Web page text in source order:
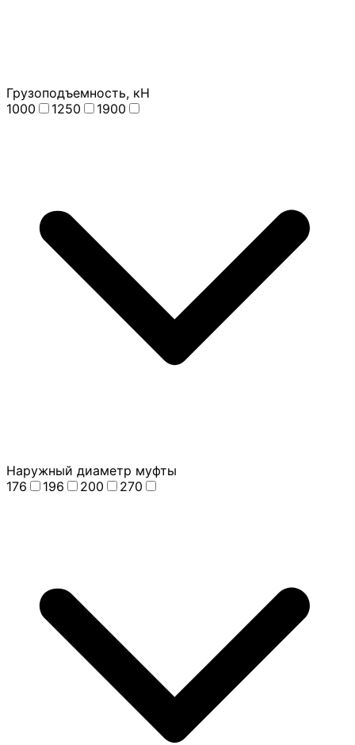
Грузоподъемность, кН
1000
1250 1900
Наружный диаметр муфты
176
196 200 270